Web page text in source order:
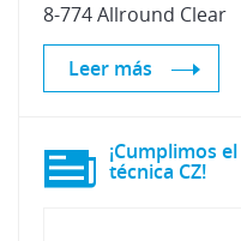
8-774 Allround Clear
Leer más
¡Cumplimos
técnica CZ!